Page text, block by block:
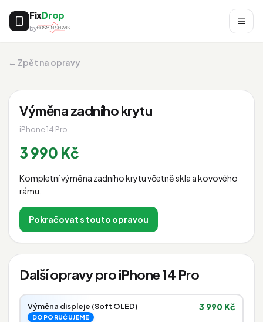
FixDrop
by
← Zpět na opravy
Výměna zadního krytu
iPhone 14 Pro
3 990 Kč
Kompletní výměna zadního krytu včetně skla a kovového
rámu.
Pokračovat s touto opravou
Další opravy pro iPhone 14 Pro
Výměna displeje (Soft OLED)
DOPORUČUJEME
3 990 Kč